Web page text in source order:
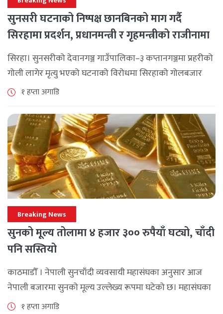
सुनसरी घटनाको निष्पक्ष छानबिनको माग गर्दै
सिरहामा प्रदर्शन, प्रधानमन्त्री र गृहमन्त्रीको राजीनामा
माग
सिरहा। सुनसरीको देवानगञ्ज गाउँपालिका–३ कप्तानगञ्जमा प्रहरीको
गोली लागेर मृत्यु भएको घटनाको विरोधमा सिरहाको गोलबजार
नगरपालिका–८ पुरानो चोक चोहर्वामा स्थानीयले प्रदर्शन गरेका
पश्चिम राजमार्ग अवरुद्ध [...]
१ हप्ता अगाडि
Breaking News
सुनको मूल्य तोलामा ४ हजार ३०० रुपैयाँ घट्यो, चाँदी
पनि सस्तियो
काठमाडौँ । नेपाली सुनचाँदी व्यवसायी महासंघका अनुसार आज
नेपाली बजारमा सुनको मूल्य उल्लेख्य रूपमा घटेको छ। महासंघका
अनुसार छापावाल सुनको मूल्य आज प्रतितोला दुई लाख ८४ हजार
१ हप्ता अगाडि